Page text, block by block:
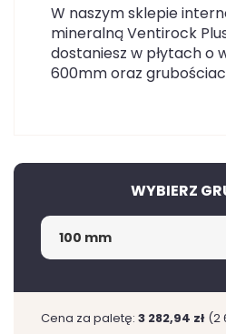
W naszym sklepie
mineralną Ventirock
dostaniesz w płytach o
600mm oraz
WYBIERZ
Cena za paletę: 3 282,94 zł (2